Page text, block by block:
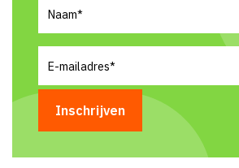
mailadres(Vereist)